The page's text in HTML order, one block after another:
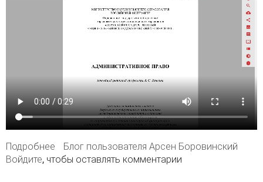
Подробнее о Расширенный трекинг воспроизведения
ресурсов в плеерах
Блог пользователя Арсен Боровинский
Войдите, чтобы оставлять комментарии